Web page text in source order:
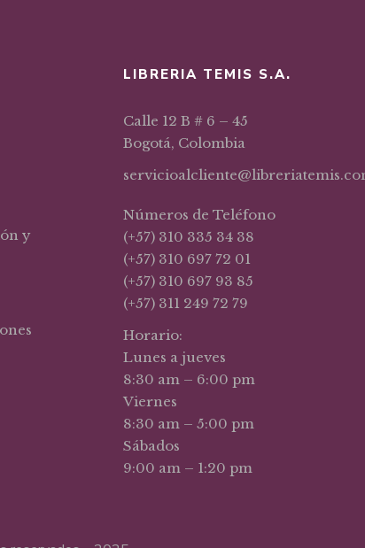
y
LIBRERIA TEMIS S.A.
Calle 12 B # 6 – 45
Bogotá, Colombia
Números de Teléfono
(+57) 310 335 34 38
(+57) 310 697 72 01
(+57) 310 697 93 85
(+57) 311 249 72 79
Horario:
Lunes a jueves
8:30 am – 6:00 pm
Viernes
8:30 am – 5:00 pm
Sábados
9:00 am – 1:20 pm